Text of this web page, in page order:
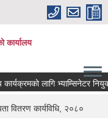
कार्यालय
लागि भ्याम्सिनेटर
वितरण कार्यविधि, २०८०